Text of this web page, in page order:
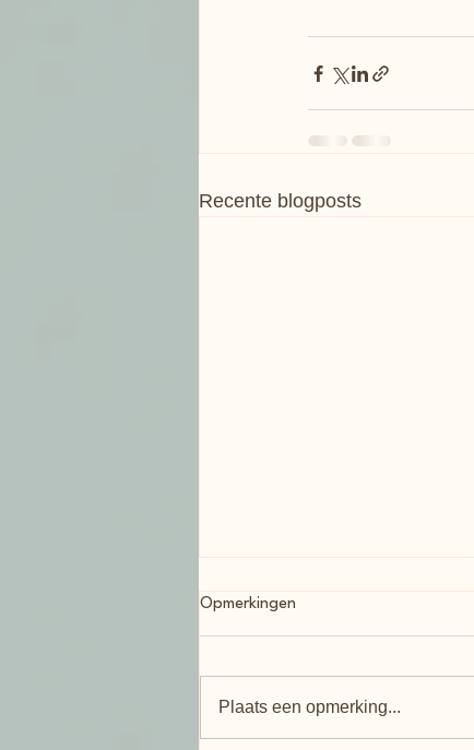
Recente blogposts
Opmerkingen
Plaats een opmerking...